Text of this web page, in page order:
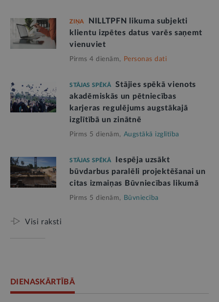
ZIŅA
NILLTPFN likuma subjekti
klientu izpētes datus varēs saņemt
vienuviet
Pirms 4 dienām, Personas dati
STĀJAS SPĒKĀ
Stājies spēkā vienots
akadēmiskās un pētniecības
karjeras regulējums augstākajā
izglītībā un zinātnē
Pirms 5 dienām, Augstākā izglītība
STĀJAS SPĒKĀ
Iespēja uzsākt
būvdarbus paralēli projektēšanai un
citas izmaiņas Būvniecības likumā
Pirms 5 dienām, Būvniecība
Visi raksti
DIENASKĀRTĪBĀ